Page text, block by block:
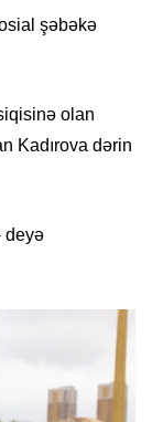
şəbəkə
olan
Kadırova dərin
deyə